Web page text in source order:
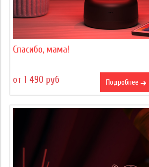
Спасибо, мама!
от 1 490 руб Подробнее